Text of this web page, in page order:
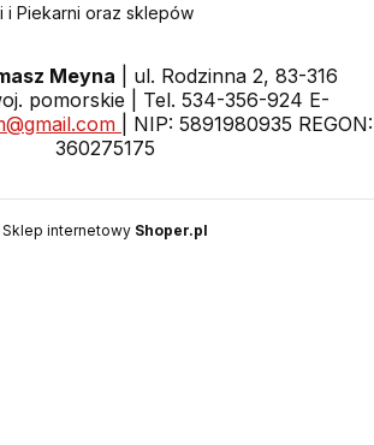
i Piekarni oraz sklepów
Meyna | ul. Rodzinna 2, 83-316
pomorskie | Tel. 534-356-924 E-
| NIP: 5891980935 REGON:
360275175
Sklep internetowy Shoper.pl